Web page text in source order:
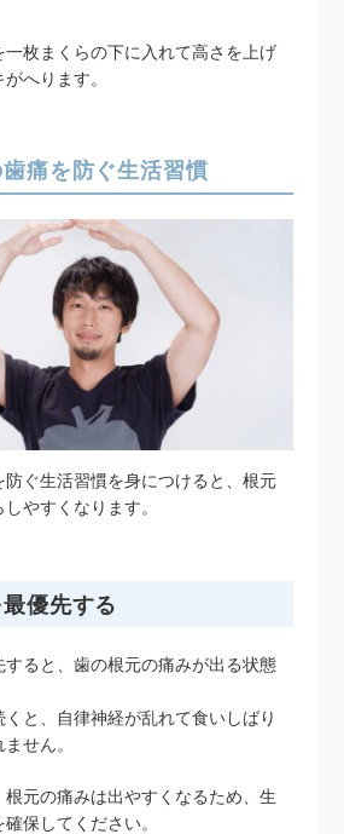
一枚まくらの下に入れて高さを上げ
へります。
痛を防ぐ生活習慣
防ぐ生活習慣を身につけると、根元
やすくなります。
優先する
ると、歯の根元の痛みが出る状態
と、自律神経が乱れて食いしばり
せん。
元の痛みは出やすくなるため、生
保してください。